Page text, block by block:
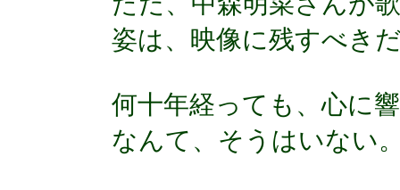
姿は、映像に残すべき
何十年経っても、心に
なんて、そうはいない